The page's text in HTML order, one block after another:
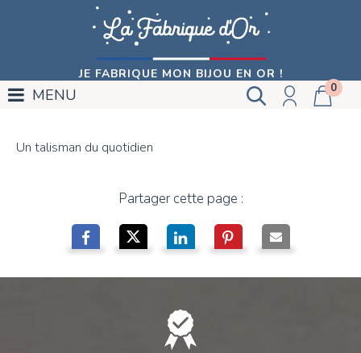
JE FABRIQUE MON BIJOU EN OR !
0
MENU
Un talisman du quotidien
Partager cette page :